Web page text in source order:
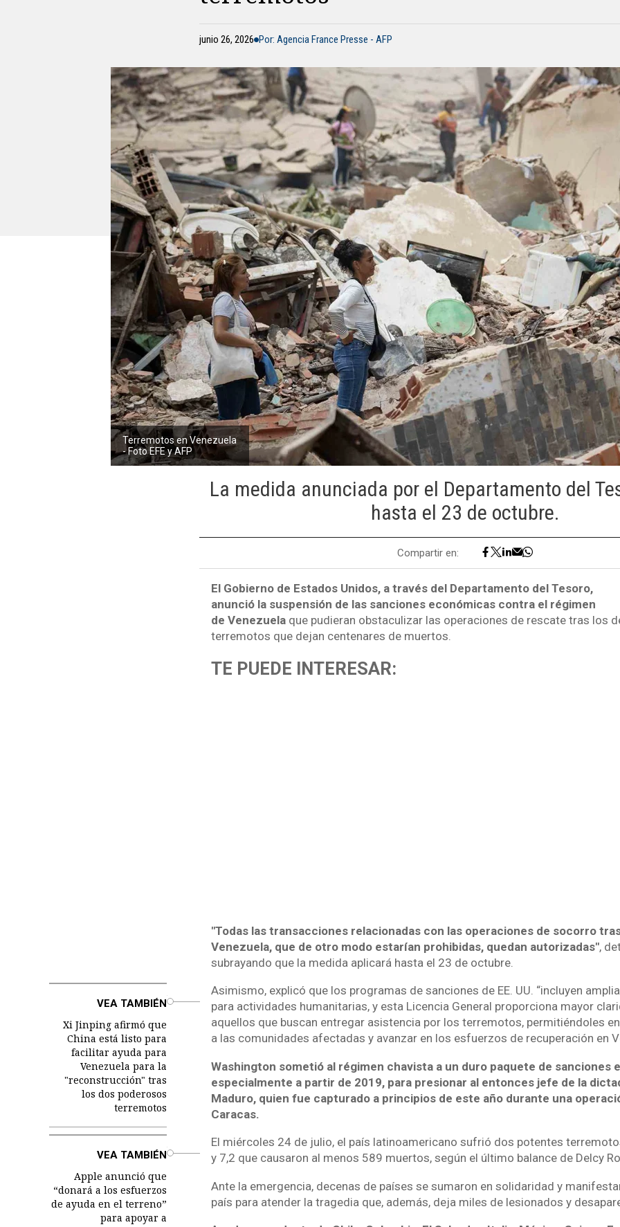
junio 26, 2026 Por: Agencia France Presse - AFP
Terremotos en Venezuela
- Foto EFE y AFP
La medida anunciada por el Departamento del
hasta el 23 de octubre.
Compartir en:
El Gobierno de Estados Unidos, a través del Departamento del Tesoro,
anunció la suspensión de las sanciones económicas contra el régimen
de Venezuelaque pudieran obstaculizar las operaciones de rescate tras los
terremotos que dejan centenares de muertos.
TE PUEDE INTERESAR:
"Todas las transacciones relacionadas con las operaciones de socorro
Venezuela, que de otro modo estarían prohibidas, quedan autorizadas",
subrayando que la medida aplicará hasta el 23 de octubre.
VEA TAMBIÉN
Xi Jinping afirmó que
China está listo para
facilitar ayuda para
Venezuela para la
"reconstrucción" tras
los dos poderosos
terremotos
Asimismo, explicó que los programas de sanciones de EE. UU. “incluyen
para actividades humanitarias, y esta Licencia General proporciona mayor
aquellos que buscan entregar asistencia por los terremotos, permitiéndoles
a las comunidades afectadas y avanzar en los esfuerzos de recuperación en
Washington sometió al régimen chavista a un duro paquete de sanciones
especialmente a partir de 2019, para presionar al entonces jefe de la
Maduro, quien fue capturado a principios de este año durante una
Caracas.
VEA TAMBIÉN
Apple anunció que
“donará a los esfuerzos
de ayuda en el terreno”
para apoyar a
El miércoles 24 de julio, el país latinoamericano sufrió dos potentes
y 7,2 que causaron al menos 589 muertos, según el último balance de Delcy
Ante la emergencia, decenas de países se sumaron en solidaridad y
país para atender la tragedia que, además, deja miles de lesionados y